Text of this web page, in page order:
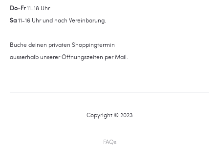
Do-Fr11-18 Uhr
Sa11-16 Uhr und nach Vereinbarung.
Buche deinen privaten Shoppingtermin
ausserhalb unserer Öffnungszeiten per Mail.
Copyright © 2023
FAQs